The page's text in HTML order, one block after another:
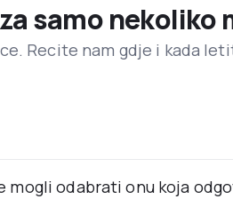
samo nekoliko
Recite nam gdje i kada
odabrati onu koja